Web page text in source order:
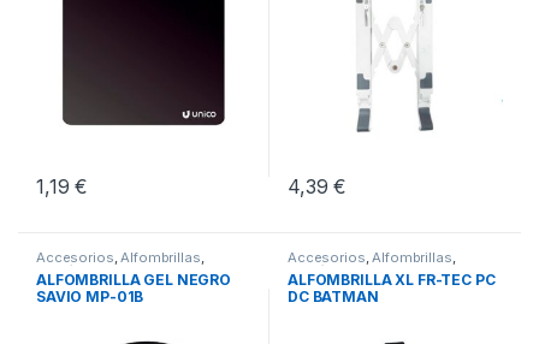
1,19€ 4,39€
Accesorios,Alfombrillas,
Periféricos
ALFOMBRILLA GEL NEGRO
SAVIO MP-01B
Accesorios,Alfombrillas,
Periféricos
ALFOMBRILLA XL FR-TEC PC
DC BATMAN